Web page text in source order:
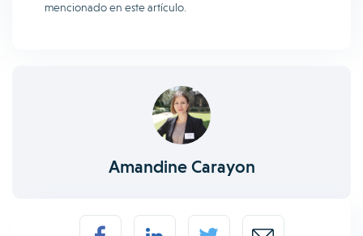
mencionado en este artículo.
Amandine Carayon